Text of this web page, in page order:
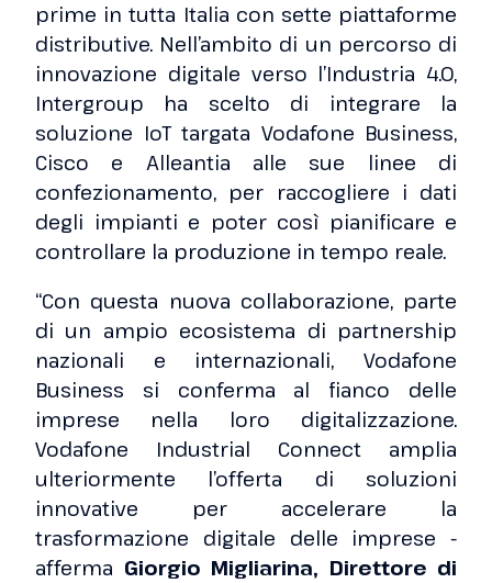
prime in tutta Italia con sette piattaforme
distributive. Nell’ambito di un percorso di
innovazione digitale verso l’Industria 4.0,
Intergroup ha scelto di integrare la
soluzione IoT targata Vodafone Business,
Cisco e Alleantia alle sue linee di
confezionamento, per raccogliere i dati
degli impianti e poter così pianificare e
controllare la produzione in tempo reale.
“Con questa nuova collaborazione, parte
di un ampio ecosistema di partnership
nazionali e internazionali, Vodafone
Business si conferma al fianco delle
imprese nella loro digitalizzazione.
Vodafone Industrial Connect amplia
ulteriormente l’offerta di soluzioni
innovative per accelerare la
trasformazione digitale delle imprese -
afferma Giorgio Migliarina, Direttore di